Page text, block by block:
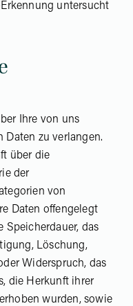
untersucht
Ihre von uns
Daten zu verlangen.
über die
der
von
Daten offengelegt
Speicherdauer, das
Löschung,
Widerspruch, das
die Herkunft ihrer
wurden, sowie